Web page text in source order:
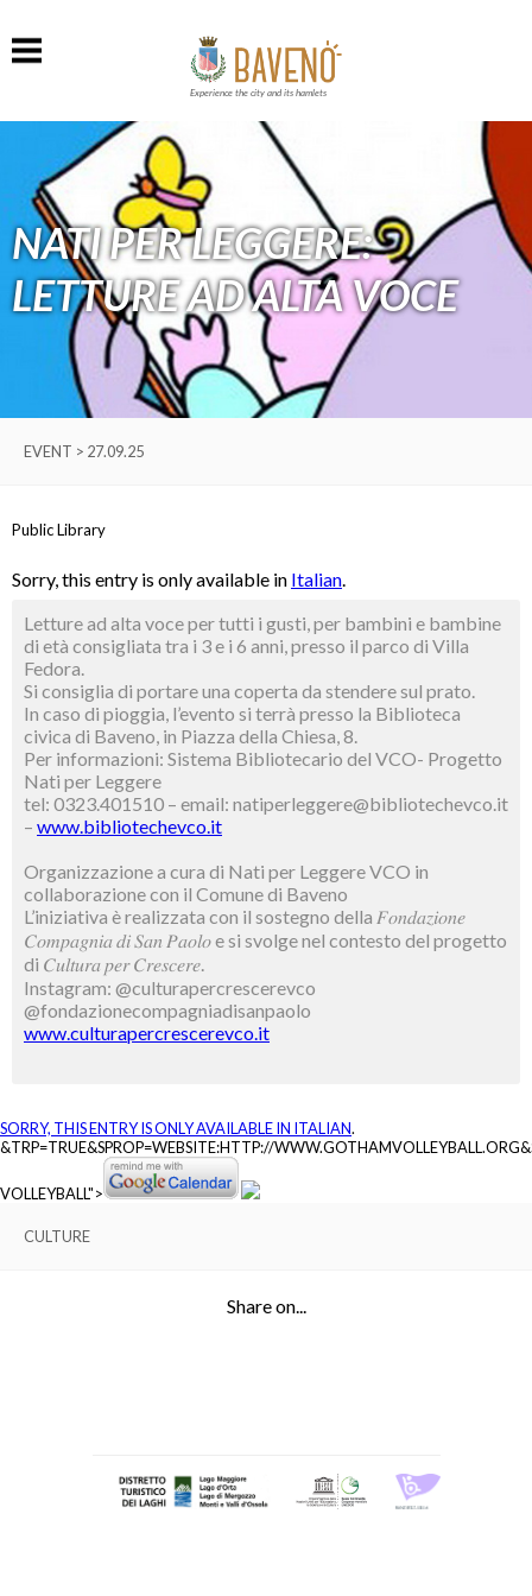
Experience the city and its hamlets
NATI PER LEGGERE:
LETTURE AD ALTA VOCE
EVENT > 27.09.25
Public Library
Sorry, this entry is only available in Italian.
Letture ad alta voce per tutti i gusti, per bambini e bambine
di età consigliata tra i 3 e i 6 anni, presso il parco di Villa
Fedora.
Si consiglia di portare una coperta da stendere sul prato.
In caso di pioggia, l’evento si terrà presso la Biblioteca
civica di Baveno, in Piazza della Chiesa, 8.
Per informazioni: Sistema Bibliotecario del VCO- Progetto
Nati per Leggere
tel: 0323.401510 – email: natiperleggere@bibliotechevco.it
– www.bibliotechevco.it
Organizzazione a cura di Nati per Leggere VCO in
collaborazione con il Comune di Baveno
L’iniziativa è realizzata con il sostegno della 𝐹𝑜𝑛𝑑𝑎𝑧𝑖𝑜𝑛𝑒
𝐶𝑜𝑚𝑝𝑎𝑔𝑛𝑖𝑎 𝑑𝑖 𝑆𝑎𝑛 𝑃𝑎𝑜𝑙𝑜 e si svolge nel contesto del progetto
di 𝐶𝑢𝑙𝑡𝑢𝑟𝑎 𝑝𝑒𝑟 𝐶𝑟𝑒𝑠𝑐𝑒𝑟𝑒.
Instagram: @culturapercrescerevco
@fondazionecompagniadisanpaolo
www.culturapercrescerevco.it
SORRY, THIS ENTRY IS ONLY AVAILABLE IN ITALIAN.
&TRP=TRUE&SPROP=WEBSITE:HTTP://
VOLLEYBALL">
CULTURE
Share on...